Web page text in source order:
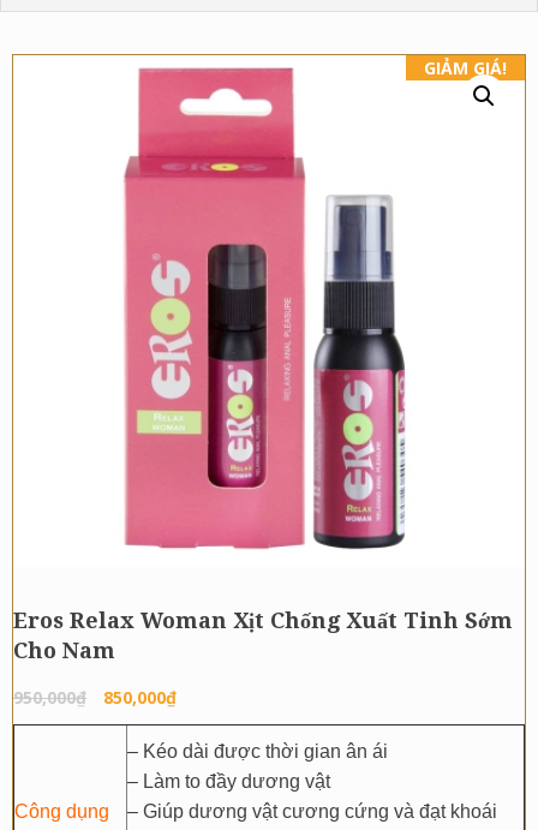
GIẢM GIÁ!
Eros Relax Woman Xịt Chống Xuất Tinh Sớm
Cho Nam
950,000₫
Giá
gốc
950,000₫.
850,000₫Giá
hiện
tại
là:
850,000₫.
Công dụng
– Kéo dài được thời gian ân ái
– Làm to đầy dương vật
– Giúp dương vật cương cứng và đạt khoái